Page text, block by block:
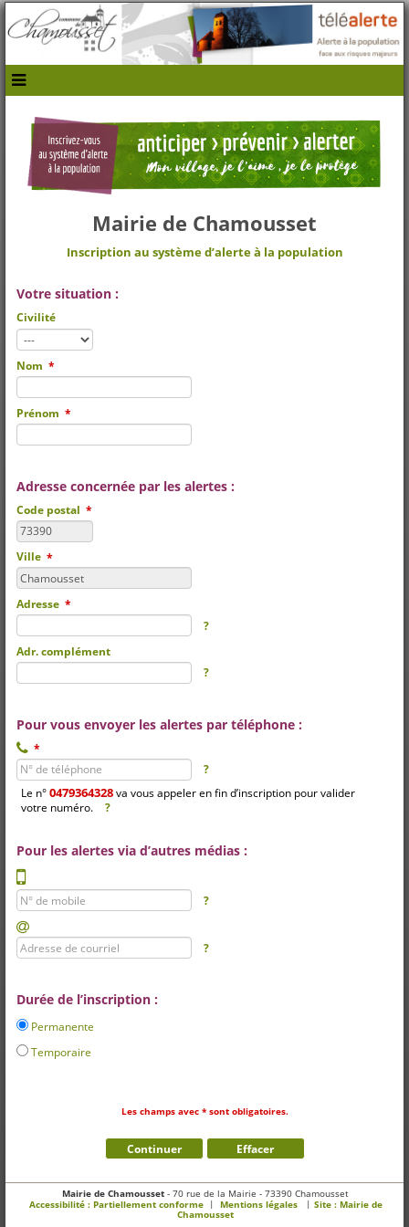
navbar mobile
Mairie de Chamousset
Inscription au système d’alerte à la population
Votre situation :
Civilité
Nom *
Prénom *
Adresse concernée par les alertes :
Code postal *
Ville *
Adresse *
?
Adr. complément
?
Pour vous envoyer les alertes par téléphone :
N° de téléphone
*
?
Le n°0479364328va vous appeler en fin d’inscription pour valider
votre numéro.
?
Pour les alertes via d’autres médias :
N° de mobile
?
Adresse de courriel
?
Durée de l’inscription :
Permanente
Temporaire
Les champs avec *sont obligatoires.
Mairie de Chamousset - 70 rue de la Mairie - 73390 Chamousset
Accessibilité : Partiellement conforme| Mentions légales| Site : Mairie de
Chamousset